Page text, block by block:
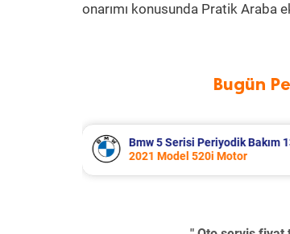
onarımı konusunda Pratik Araba
Bugün
Renault Clio Periyodik
2021 Model 1.0 Tce